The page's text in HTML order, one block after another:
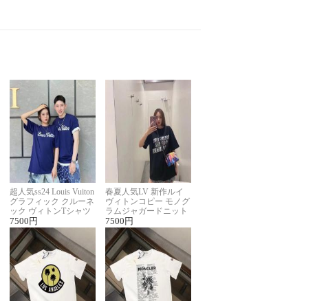
超人気ss24 Louis Vuiton
グラフィック クルーネ
ック ヴィトンTシャツ
スーパーコピー
7500 円
春夏人気LV 新作ルイ
ヴィトンコピー モノグ
ラムジャガードニット
半袖Tシャツ男女兼用
7500 円